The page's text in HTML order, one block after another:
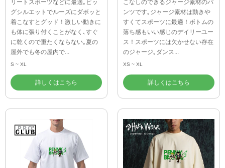
リートスポーツなどに最適｡ビッ
グシルエットでルーズにダボッと
着こなすとグッド！激しい動きに
も体に張り付くことがなく､すぐ
に乾くので重たくならない｡夏の
屋外でも冬の屋内で...
S ~ XL
詳しくはこちら
こなしのできるジャージ素材のパ
ンツです｡ジャージ素材は動きや
すくてスポーツに最適！ボトムの
落ち感もいい感じのデイリーユー
ス！スポーツには欠かせない存在
のジャージ｡ダンス...
XS ~ XL
詳しくはこちら